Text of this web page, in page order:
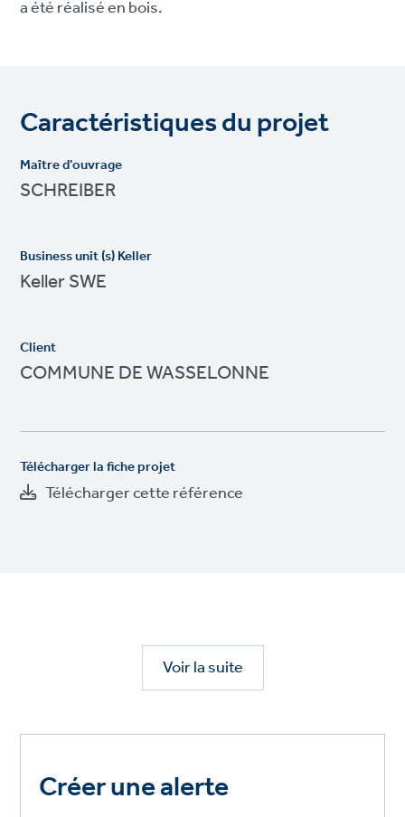
a été réalisé en bois.
Caractéristiques du projet
Maître d'ouvrage
SCHREIBER
Business unit (s) Keller
Keller SWE
Client
COMMUNE DE WASSELONNE
Télécharger la fiche projet
Télécharger cette référence
Voir la suite
Créer une alerte